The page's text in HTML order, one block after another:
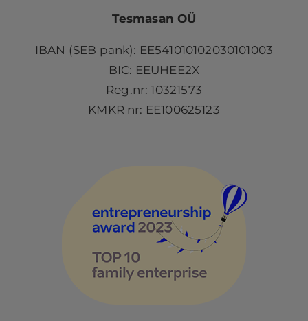
Tesmasan OÜ
IBAN (SEB pank): EE541010102030101003
BIC: EEUHEE2X
Reg.nr: 10321573
KMKR nr: EE100625123